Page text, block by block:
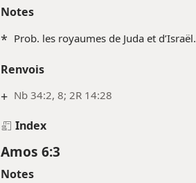
Notes
* Prob. les royaumes de Juda et d’Israël.
Renvois
+ Nb 34:2, 8; 2R 14:28
Index
Amos 6:3
Notes